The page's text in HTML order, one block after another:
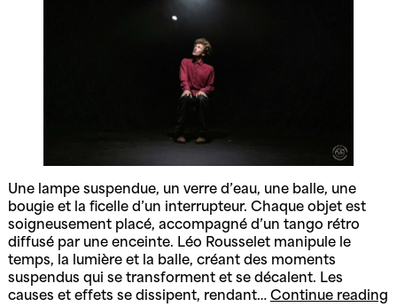
Une lampe suspendue, un verre d’eau, une balle, une
bougie et la ficelle d’un interrupteur. Chaque objet est
soigneusement placé, accompagné d’un tango rétro
diffusé par une enceinte. Léo Rousselet manipule le
temps, la lumière et la balle, créant des moments
suspendus qui se transforment et se décalent. Les
causes et effets se dissipent, rendant… Continue reading